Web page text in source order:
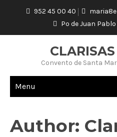
952 45 00 40
Pº de Juan
Convento de Santa
Menu
Author: